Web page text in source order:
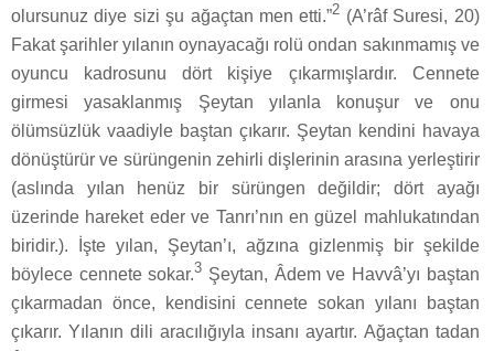
olursunuz diye sizi şu ağaçtan men etti.”2 (A’râf Suresi, 20)
Fakat şarihler yılanın oynayacağı rolü ondan sakınmamış ve
oyuncu kadrosunu dört kişiye çıkarmışlardır. Cennete
girmesi yasaklanmış Şeytan yılanla konuşur ve onu
ölümsüzlük vaadiyle baştan çıkarır. Şeytan kendini havaya
dönüştürür ve sürüngenin zehirli dişlerinin arasına yerleştirir
(aslında yılan henüz bir sürüngen değildir; dört ayağı
üzerinde hareket eder ve Tanrı’nın en güzel mahlukatından
biridir.). İşte yılan, Şeytan’ı, ağzına gizlenmiş bir şekilde
böylece cennete sokar.3 Şeytan, Âdem ve Havvâ’yı baştan
çıkarmadan önce, kendisini cennete sokan yılanı baştan
çıkarır. Yılanın dili aracılığıyla insanı ayartır. Ağaçtan tadan